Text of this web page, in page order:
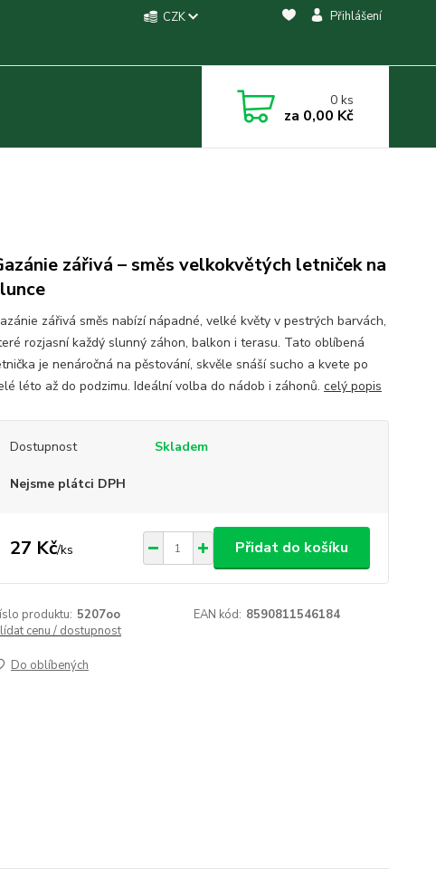
CZK Přihlášení
0ks
za 0,00 Kč
zářivá – směs velkokvětých letniček na
zářivá směs nabízí nápadné, velké květy v pestrých barvách,
rozjasní každý slunný záhon, balkon i terasu. Tato oblíbená
je nenáročná na pěstování, skvěle snáší sucho a kvete po
léto až do podzimu. Ideální volba do nádob i záhonů. celý popis
Dostupnost Skladem
Nejsme plátci DPH
27 Kč/ks Přidat do košíku
produktu: 5207oo EAN kód: 8590811546184
cenu / dostupnost
Do oblíbených